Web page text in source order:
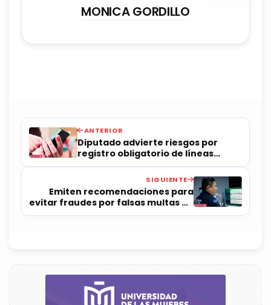
MONICA GORDILLO
ANTERIOR
Diputado advierte riesgos por
registro obligatorio de líneas
telefónicas
SIGUIENTE
Emiten recomendaciones para
evitar fraudes por falsas multas de
tránsito